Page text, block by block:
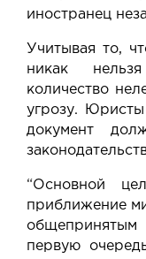
иностранец
Учитывая то,
никак
количество
угрозу.
документ
“Основной
приближение
общепринятым
первую